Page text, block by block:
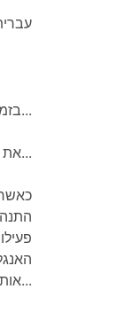
בזמנים ההם...
את הכתר של ראשי 19...
אותם במחנות סגורות ובבתי סוהר. בסוף שילחו, רבים מהם, לאוסטרליה...